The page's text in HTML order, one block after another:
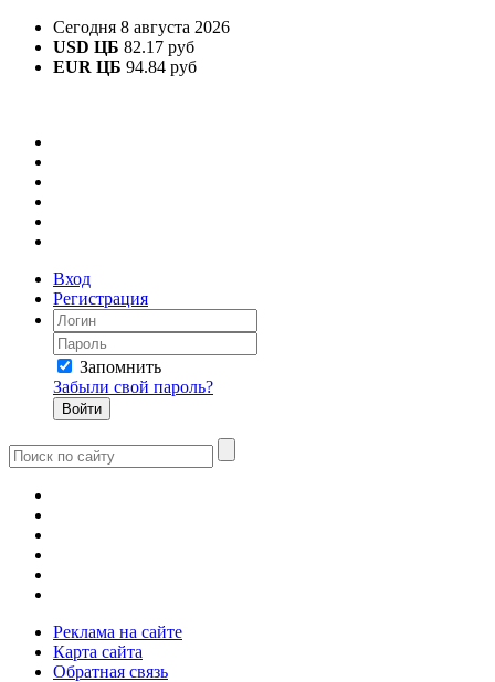
Сегодня 8 августа 2026
USD ЦБ 82.17 руб
EUR ЦБ 94.84 руб
Вход
Регистрация
Запомнить
Забыли свой пароль?
Реклама на сайте
Карта сайта
Обратная связь